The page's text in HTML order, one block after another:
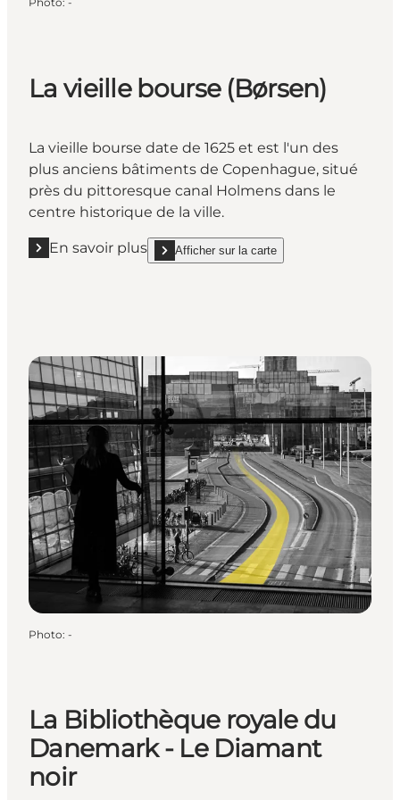
La vieille bourse (Børsen)
La vieille bourse date de 1625 et est l'un des
plus anciens bâtiments de Copenhague, situé
près du pittoresque canal Holmens dans le
centre historique de la ville.
En savoir plus
En savoir plus "La vieille bourse (Børsen) "
Afficher sur la carte
Photo: -
La Bibliothèque royale du
Danemark - Le Diamant
noir